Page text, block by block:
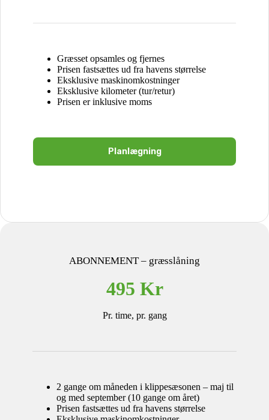
Græsset opsamles og fjernes
Prisen fastsættes ud fra havens størrelse
Eksklusive maskinomkostninger
Eksklusive kilometer (tur/retur)
Prisen er inklusive moms
Planlægning
ABONNEMENT – græsslåning
495 Kr
Pr. time, pr. gang
2 gange om måneden i klippesæsonen – maj til
og med september (10 gange om året)
Prisen fastsættes ud fra havens størrelse